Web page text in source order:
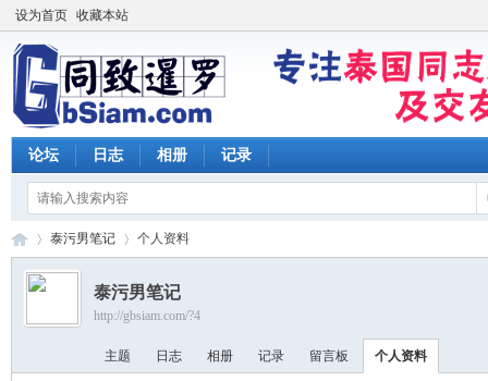
设为首页 收藏本站
论坛 日志 相册 记录
›
泰污男笔记 个人资料
泰污男笔记
http://gbsiam.com/?4
主题 日志 相册 记录 留言板 个人资料